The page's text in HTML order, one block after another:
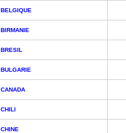
BELGIQUE
BIRMANIE
BRESIL
BULGARIE
CANADA
CHILI
CHINE